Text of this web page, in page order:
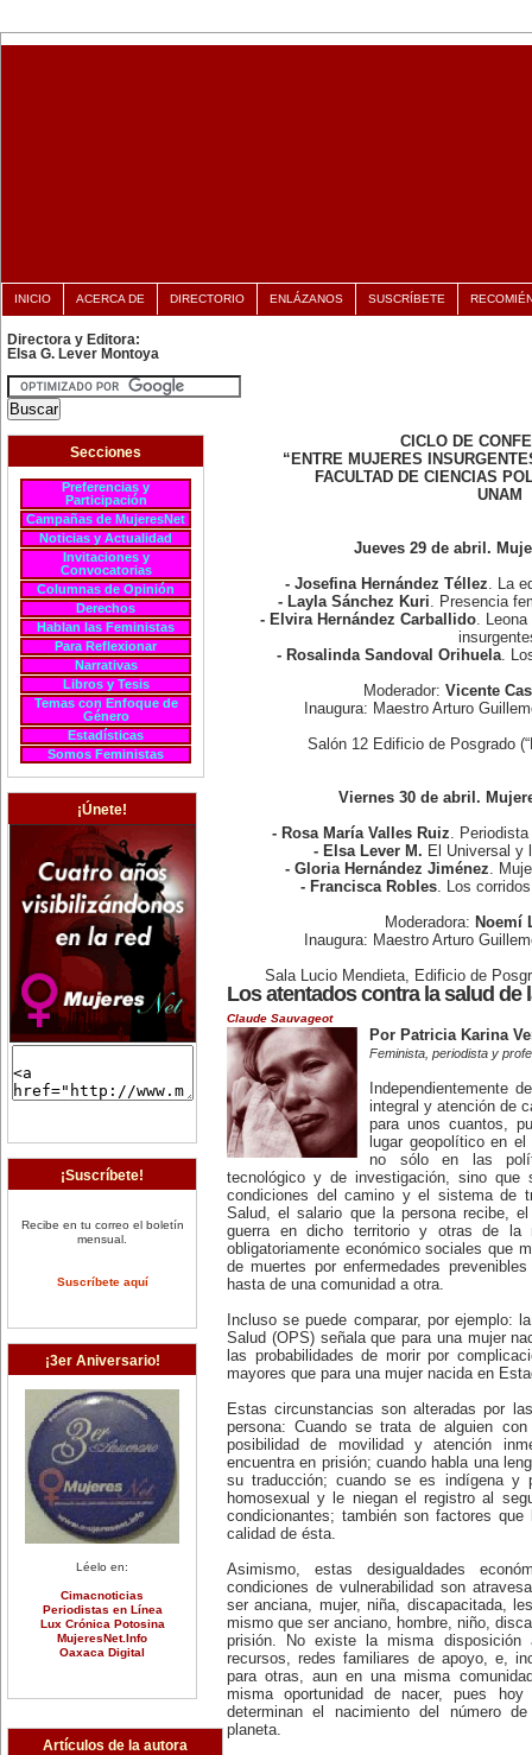
INICIO ACERCA DE DIRECTORIO ENLÁZANOS SUSCRÍBETE
Directora y Editora:
Elsa G. Lever Montoya
Secciones
Preferencias y
Participación
Campañas de MujeresNet
Noticias y Actualidad
Invitaciones y
Convocatorias
Columnas de Opinión
Derechos
Hablan las Feministas
Para Reflexionar
Narrativas
Libros y Tesis
Temas con Enfoque de
Género
Estadísticas
Somos Feministas
¡Únete!
¡Suscríbete!
Recibe en tu correo el boletín
mensual.
Suscríbete aquí
¡3er Aniversario!
Léelo en:
Cimacnoticias
Periodistas en Línea
Lux Crónica Potosina
MujeresNet.Info
Oaxaca Digital
Artículos de la autora
CICLO DE
“ENTRE MUJERES
FACULTAD DE CIENCIAS
UNAM
Jueves 29 de abril.
- Josefina Hernández Téllez . La
- Layla Sánchez Kuri . Presencia
- Elvira Hernández Carballido .
- Rosalinda Sandoval Orihuela.
Moderador: Vicente
Inaugura: Maestro Arturo
Salón 12 Edificio de Posgrado
Viernes 30 de abril.
- Rosa María Valles Ruiz .
- Elsa Lever M. El Universal y
- Gloria Hernández Jiménez .
- Francisca Robles . Los
Moderadora: Noemí
Inaugura: Maestro Arturo
Sala Lucio Mendieta, Edificio de
Los atentados contra la salud de
Claude Sauvageot
Por Patricia Karina
Feminista, periodista y
Independientemente
integral y atención de
para unos cuantos,
lugar geopolítico en
no sólo en las
tecnológico y de investigación, sino que
condiciones del camino y el sistema de
Salud, el salario que la persona recibe,
guerra en dicho territorio y otras de la
obligatoriamente económico sociales que
de muertes por enfermedades
hasta de una comunidad a otra.
Incluso se puede comparar, por ejemplo:
Salud (OPS) señala que para una mujer
las probabilidades de morir por
mayores que para una mujer nacida en
Estas circunstancias son alteradas por
persona: Cuando se trata de alguien
posibilidad de movilidad y atención
encuentra en prisión; cuando habla una
su traducción; cuando se es indígena y
homosexual y le niegan el registro al
condicionantes; también son factores
calidad de ésta.
Asimismo, estas desigualdades
condiciones de vulnerabilidad son
ser anciana, mujer, niña, discapacitada,
mismo que ser anciano, hombre, niño,
prisión. No existe la misma disposición
recursos, redes familiares de apoyo, e,
para otras, aun en una misma
misma oportunidad de nacer, pues
determinan el nacimiento del número
planeta.